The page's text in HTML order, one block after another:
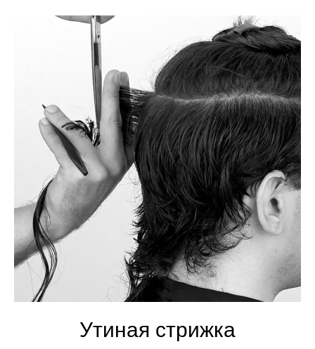
Утиная стрижка